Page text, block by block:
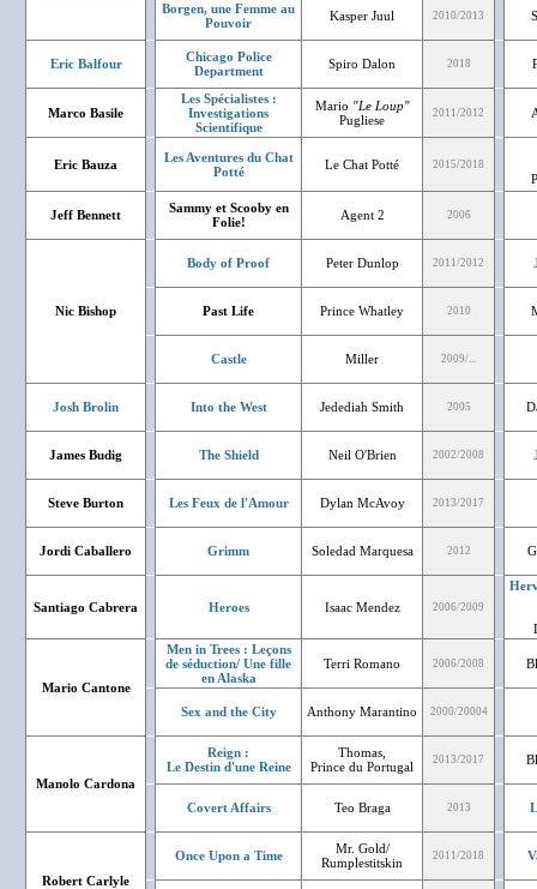
Borgen, une Femme au
Pouvoir
Kasper Juul 2010/2013
Eric Balfour
Chicago Police
Department
Spiro Dalon 2018
Marco Basile
Les Spécialistes :
Investigations
Scientifique
Mario "Le Loup"
Pugliese
2011/2012
Eric Bauza
Les Aventures du Chat
Potté
Le Chat Potté 2015/2018
Jeff Bennett
Sammy et Scooby en
Folie!
Agent 2 2006
Nic Bishop
Body of Proof Peter Dunlop 2011/2012
Past Life Prince Whatley 2010
Castle Miller 2009/...
Josh Brolin Into the West Jedediah Smith 2005
James Budig The Shield Neil O'Brien 2002/2008
Steve Burton Les Feux de l'Amour Dylan McAvoy 2013/2017
Jordi Caballero Grimm Soledad Marquesa 2012
Santiago Cabrera Heroes Isaac Mendez 2006/2009
Mario Cantone
Men in Trees : Leçons
de séduction/ Une fille
en Alaska
Terri Romano 2006/2008
Sex and the City Anthony Marantino 2000/20004
Manolo Cardona
Reign :
Le Destin d'une Reine
Thomas,
Prince du Portugal
2013/2017
Covert Affairs Teo Braga 2013
Robert Carlyle
Once Upon a Time
Mr. Gold/
Rumplestitskin
2011/2018